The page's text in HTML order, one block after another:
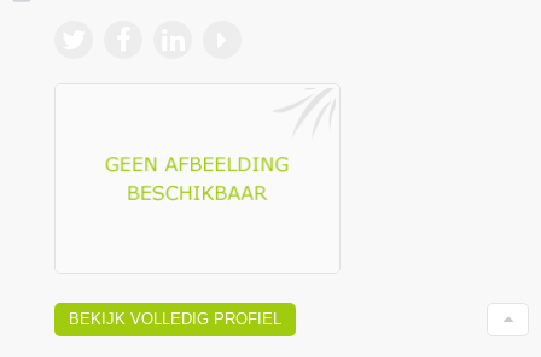
BEKIJK VOLLEDIG PROFIEL